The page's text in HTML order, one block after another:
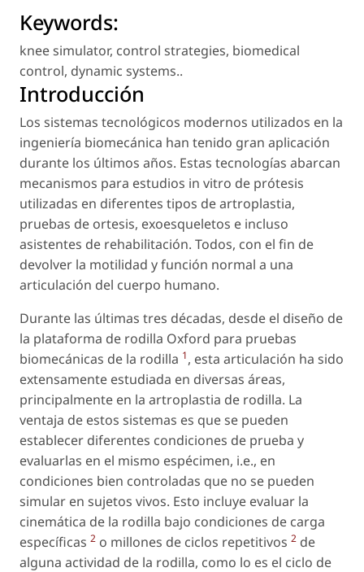
Keywords:
knee simulator, control strategies, biomedical
control, dynamic systems..
Introducción
Los sistemas tecnológicos modernos utilizados en la
ingeniería biomecánica han tenido gran aplicación
durante los últimos años. Estas tecnologías abarcan
mecanismos para estudios in vitro de prótesis
utilizadas en diferentes tipos de artroplastia,
pruebas de ortesis, exoesqueletos e incluso
asistentes de rehabilitación. Todos, con el fin de
devolver la motilidad y función normal a una
articulación del cuerpo humano.
Durante las últimas tres décadas, desde el diseño de
la plataforma de rodilla Oxford para pruebas
biomecánicas de la rodilla 1, esta articulación ha sido
extensamente estudiada en diversas áreas,
principalmente en la artroplastia de rodilla. La
ventaja de estos sistemas es que se pueden
establecer diferentes condiciones de prueba y
evaluarlas en el mismo espécimen, i.e., en
condiciones bien controladas que no se pueden
simular en sujetos vivos. Esto incluye evaluar la
cinemática de la rodilla bajo condiciones de carga
específicas 2 o millones de ciclos repetitivos 2 de
alguna actividad de la rodilla, como lo es el ciclo de